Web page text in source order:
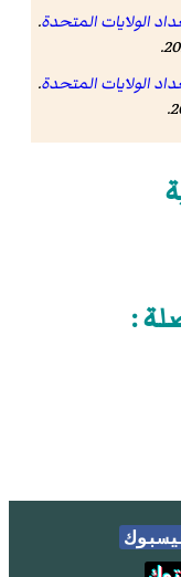
الولايات المتحدة.
.
الولايات المتحدة.
.
: